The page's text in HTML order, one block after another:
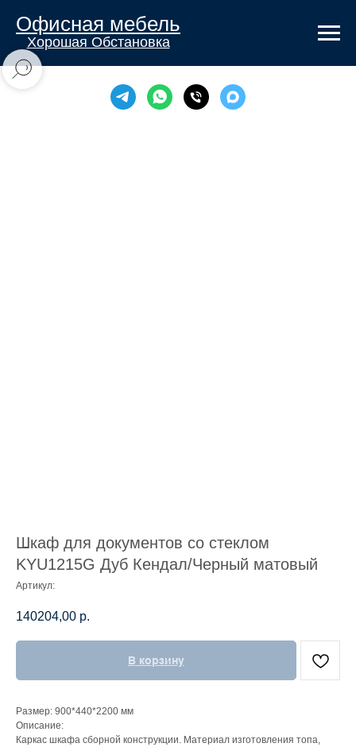
Офисная мебель
Хорошая Обстановка
Шкаф для документов со стеклом
KYU1215G Дуб Кендал/Черный матовый
Артикул:
140204,00 р.
В корзину
Размер: 900*440*2200 мм
Описание:
Каркас шкафа сборной конструкции. Материал изготовления топа,